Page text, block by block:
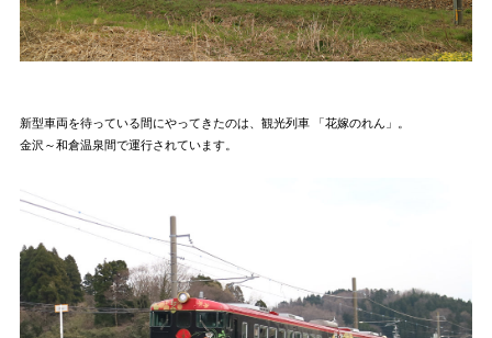
新型車両を待っている間にやってきたのは、観光列車 「花嫁のれん」。
金沢～和倉温泉間で運行されています。